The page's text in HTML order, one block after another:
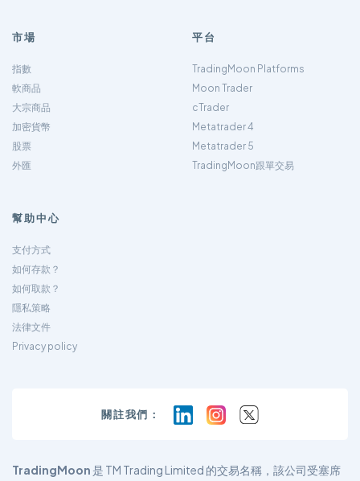
市場
指數
軟商品
大宗商品
加密貨幣
股票
外匯
平台
TradingMoon Platforms
Moon Trader
cTrader
Metatrader 4
Metatrader 5
TradingMoon跟單交易
幫助中心
支付方式
如何存款？
如何取款？
隱私策略
法律文件
Privacy policy
關註我們：
TradingMoon 是 TM Trading Limited 的交易名稱，該公司受塞席